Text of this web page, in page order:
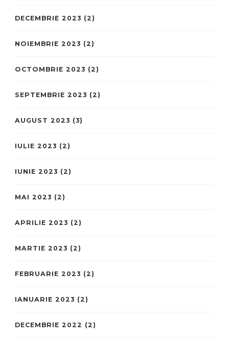
DECEMBRIE 2023 (2)
NOIEMBRIE 2023 (2)
OCTOMBRIE 2023 (2)
SEPTEMBRIE 2023 (2)
AUGUST 2023 (3)
IULIE 2023 (2)
IUNIE 2023 (2)
MAI 2023 (2)
APRILIE 2023 (2)
MARTIE 2023 (2)
FEBRUARIE 2023 (2)
IANUARIE 2023 (2)
DECEMBRIE 2022 (2)